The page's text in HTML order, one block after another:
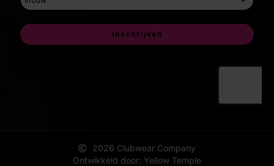
2026 Clubwear Company
Ontwikkeld door: Yellow Temple